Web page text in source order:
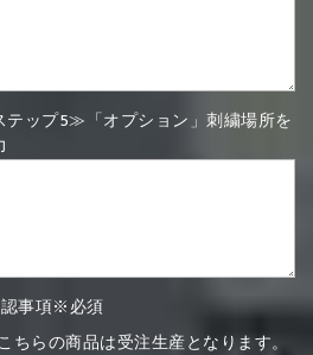
ップ5≫「オプション」刺繍場所を
認事項※必須
ちらの商品は受注生産となります。